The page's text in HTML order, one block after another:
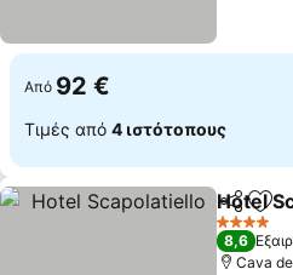
Από 92 €
Τιμές από 4 ιστότοπους
Hotel
4 Αστέρια
8,6
Cava